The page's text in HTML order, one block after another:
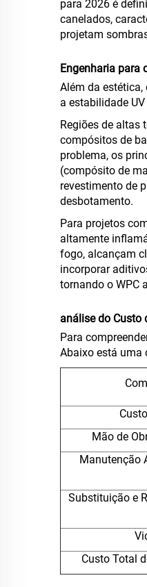
para 2026 é
canelados,
projetam
Engenharia para
Além da
a estabilidade
Regiões de altas
compósitos de
problema, os
(compósito de
revestimento de
desbotamento.
Para projetos
altamente
fogo, alcançam
incorporar
tornando o WPC
análise do Custo
Para
Abaixo está uma
Mão de
Manutenção
Substituição e
Custo Total